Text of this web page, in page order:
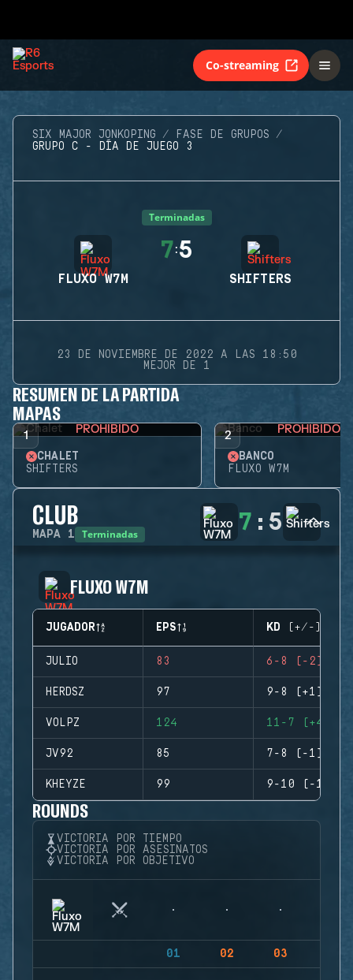
Co-streaming
SIX MAJOR JONKOPING
FASE DE GRUPOS
GRUPO C - DÍA DE JUEGO 3
Terminadas
FLUXO W7M
7:5
SHIFTERS
23 DE NOVIEMBRE DE 2022 A LAS 18:50
MEJOR DE 1
RESUMEN DE LA PARTIDA
MAPAS
1 PROHIBIDO
CHALET
SHIFTERS
2 PROHIBIDO
BANCO
FLUXO W7M
CLUB
MAPA 1 Terminadas 7 : 5
FLUXO W7M
JUGADOR EPS KD (+/-)
JULIO 83 6-8 (-2)
HERDSZ 97 9-8 (+1)
VOLPZ 124 11-7 (+4)
JV92 85 7-8 (-1)
KHEYZE 99 9-10 (-1)
ROUNDS
VICTORIA POR TIEMPO
VICTORIA POR ASESINATOS
VICTORIA POR OBJETIVO
01 02 03